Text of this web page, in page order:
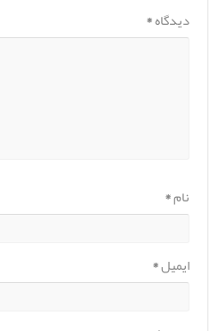
دیدگاه*
نام*
ایمیل*